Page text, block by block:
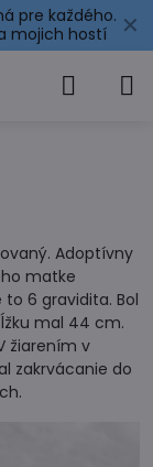
✕
pre každého.
mojich hostí
Adoptívny
matke
6 gravidita. Bol
mal 44 cm.
žiarením v
zakrvácanie do